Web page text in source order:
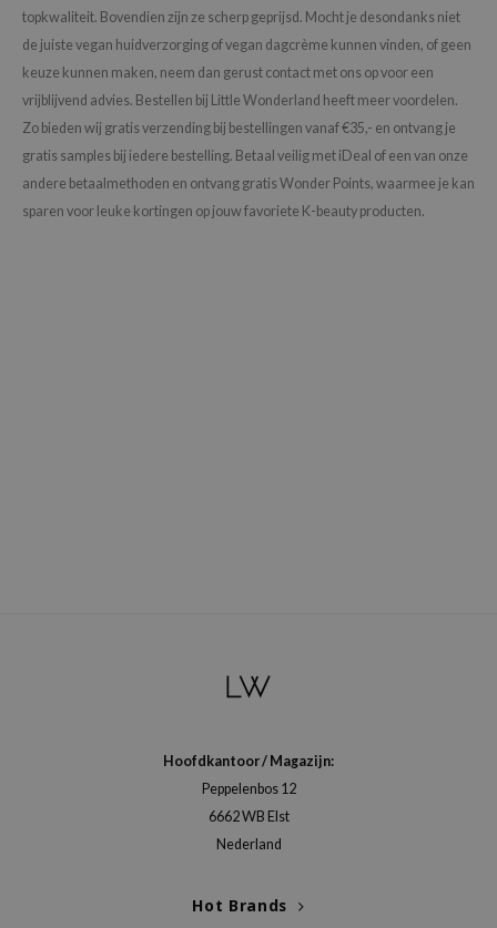
topkwaliteit. Bovendien zijn ze scherp geprijsd. Mocht je desondanks niet
de juiste vegan huidverzorging of vegan dagcrème kunnen vinden, of geen
keuze kunnen maken, neem dan gerust contact met ons op voor een
vrijblijvend advies. Bestellen bij Little Wonderland heeft meer voordelen.
Zo bieden wij gratis verzending bij bestellingen vanaf €35,- en ontvang je
gratis samples bij iedere bestelling. Betaal veilig met iDeal of een van onze
andere betaalmethoden en ontvang gratis Wonder Points, waarmee je kan
sparen voor leuke kortingen op jouw favoriete K-beauty producten.
Hoofdkantoor / Magazijn:
Peppelenbos 12
6662 WB Elst
Nederland
Hot Brands